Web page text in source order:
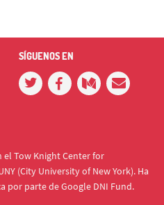
SÍGUENOS EN
Tow Knight Center for
(City University of New York). Ha
por parte de Google DNI Fund.